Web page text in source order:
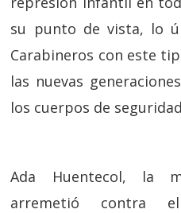
su punto de vista, lo
Carabineros con este
las nuevas
los cuerpos de
Ada Huentecol, la
arremetió contra